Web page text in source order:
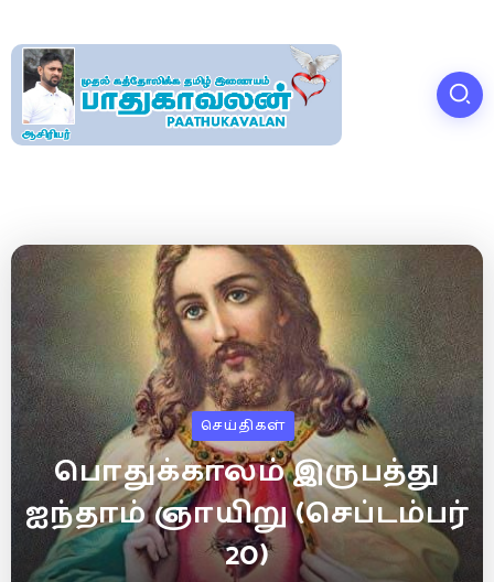
செய்திகள்
பொதுக்காலம் இருபத்து
ஐந்தாம் ஞாயிறு (செப்டம்பர்
20)